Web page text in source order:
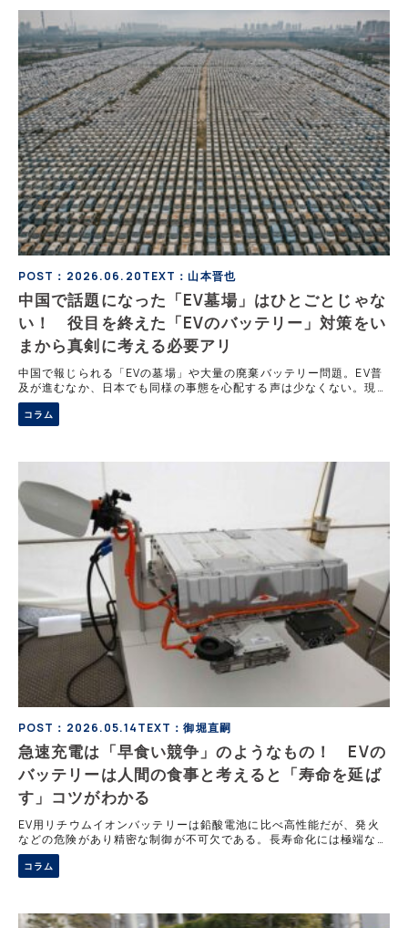
POST：2026.06.20TEXT：山本晋也
中国で話題になった「EV墓場」はひとごとじゃな
い！ 役目を終えた「EVのバッテリー」対策をい
まから真剣に考える必要アリ
中国で報じられる「EVの墓場」や大量の廃棄バッテリー問題。EV普
及が進むなか、日本でも同様の事態を心配する声は少なくない。現状
では法整備やリサイクル体制によって深刻な問題が発生する可能性は
低いが、EV市場の拡大やバッテリーの主流技術の変化によって、新
たな課題が浮上する可能性もある。
コラム
POST：2026.05.14TEXT：御堀直嗣
急速充電は「早食い競争」のようなもの！ EVの
バッテリーは人間の食事と考えると「寿命を延ば
す」コツがわかる
EV用リチウムイオンバッテリーは鉛酸電池に比べ高性能だが、発火
などの危険があり精密な制御が不可欠である。長寿命化には極端な充
放電を避ける腹八分目の利用や適切な温度管理など、人間のように扱
う配慮が有効である。さらに、資源の有効活用に向けた、使用済み電
池の再利用を見据えた車体設計の重要性についても解説する。
コラム